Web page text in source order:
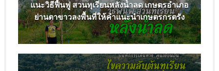
แนะวิธีฟื้นฟู สวนทุเรียนหลังน้ำลด เกษตรอำเภอ
ย่านตาขาวลงพื้นที่ให้คำแนะนำเกษตรกรตรัง